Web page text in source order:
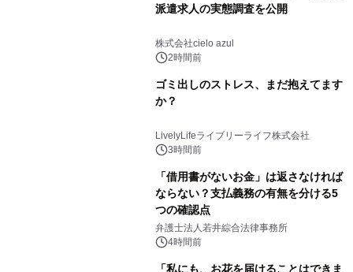
派遣求人の実態調査を公開
株式会社cielo azul
2時間前
ゴミ出しのストレス、まだ抱えてます
か？
LivelyLifeライブリーライフ株式会社
3時間前
「借用書がないお金」は返さなければ
ならない？支払義務の有無を分ける5
つの確認点
弁護士法人若井綜合法律事務所
4時間前
「私にも、お花を届けることはできま